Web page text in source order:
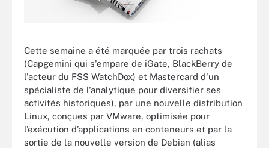
Cette semaine a été marquée par trois rachats
(Capgemini qui s'empare de iGate, BlackBerry de
l'acteur du FSS WatchDox) et Mastercard d'un
spécialiste de l'analytique pour diversifier ses
activités historiques), par une nouvelle distribution
Linux, conçues par VMware, optimisée pour
l’exécution d’applications en conteneurs et par la
sortie de la nouvelle version de Debian (alias